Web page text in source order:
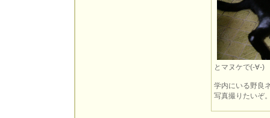
とマヌケで(-∀-)
学内にいる野良
写真撮りたいぞ